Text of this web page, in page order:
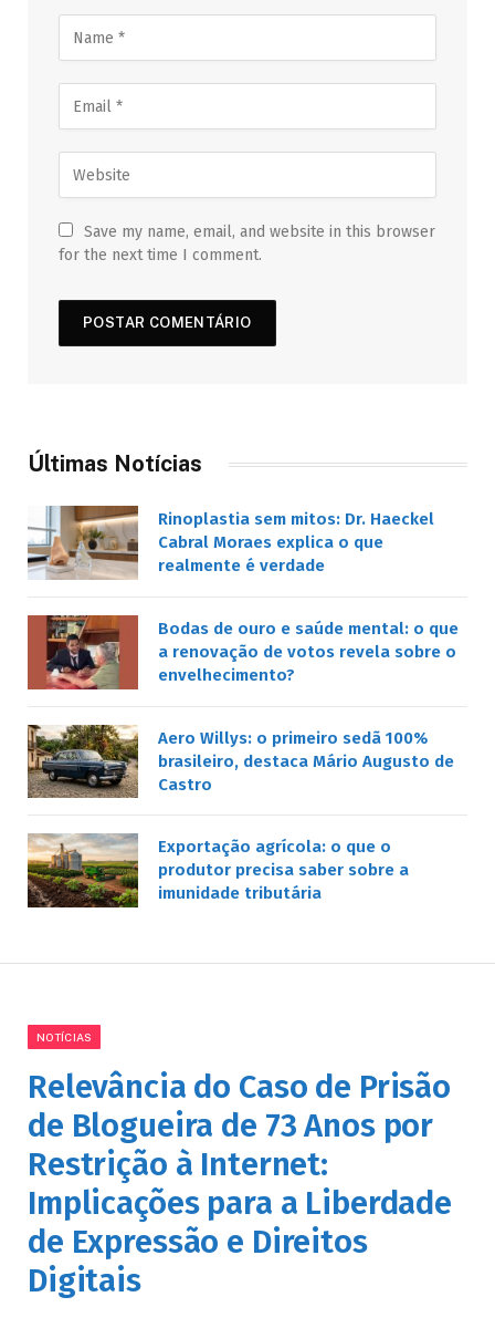
Save my name, email, and website in this browser
for the next time I comment.
Últimas Notícias
Rinoplastia sem mitos: Dr. Haeckel
Cabral Moraes explica o que
realmente é verdade
Bodas de ouro e saúde mental: o que
a renovação de votos revela sobre o
envelhecimento?
Aero Willys: o primeiro sedã 100%
brasileiro, destaca Mário Augusto de
Castro
Exportação agrícola: o que o
produtor precisa saber sobre a
imunidade tributária
NOTÍCIAS
Relevância do Caso de Prisão
de Blogueira de 73 Anos por
Restrição à Internet:
Implicações para a Liberdade
de Expressão e Direitos
Digitais